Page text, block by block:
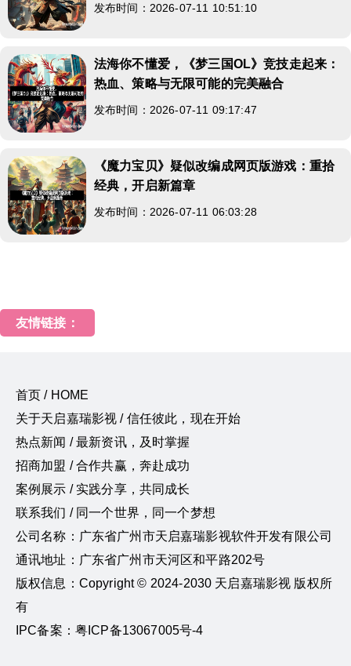
发布时间：2026-07-11 10:51:10
法海你不懂爱，《梦三国OL》竞技走起来：
热血、策略与无限可能的完美融合
发布时间：2026-07-11 09:17:47
《魔力宝贝》疑似改编成网页版游戏：重拾
经典，开启新篇章
发布时间：2026-07-11 06:03:28
友情链接：
首页 / HOME
关于天启嘉瑞影视 / 信任彼此，现在开始
热点新闻 / 最新资讯，及时掌握
招商加盟 / 合作共赢，奔赴成功
案例展示 / 实践分享，共同成长
联系我们 / 同一个世界，同一个梦想
公司名称：广东省广州市天启嘉瑞影视软件开发有限公司
通讯地址：广东省广州市天河区和平路202号
版权信息：Copyright © 2024-2030 天启嘉瑞影视 版权所
有
IPC备案：粤ICP备13067005号-4